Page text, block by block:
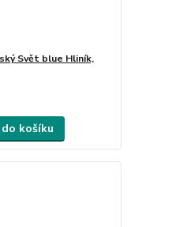
Svět blue Hliník,
košíku